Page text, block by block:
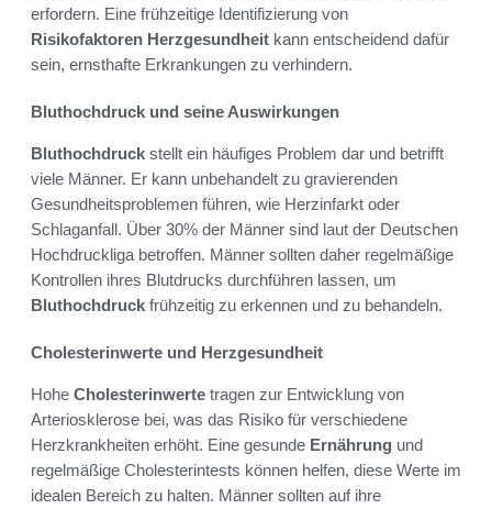
erfordern. Eine frühzeitige Identifizierung von
Risikofaktoren Herzgesundheit kann entscheidend dafür
sein, ernsthafte Erkrankungen zu verhindern.
Bluthochdruck und seine Auswirkungen
Bluthochdruck stellt ein häufiges Problem dar und betrifft
viele Männer. Er kann unbehandelt zu gravierenden
Gesundheitsproblemen führen, wie Herzinfarkt oder
Schlaganfall. Über 30% der Männer sind laut der Deutschen
Hochdruckliga betroffen. Männer sollten daher regelmäßige
Kontrollen ihres Blutdrucks durchführen lassen, um
Bluthochdruck frühzeitig zu erkennen und zu behandeln.
Cholesterinwerte und Herzgesundheit
Hohe Cholesterinwerte tragen zur Entwicklung von
Arteriosklerose bei, was das Risiko für verschiedene
Herzkrankheiten erhöht. Eine gesunde Ernährung und
regelmäßige Cholesterintests können helfen, diese Werte im
idealen Bereich zu halten. Männer sollten auf ihre